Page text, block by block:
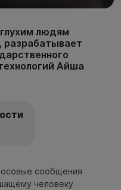
людям
разрабатывает
Айша
сообщения
человеку